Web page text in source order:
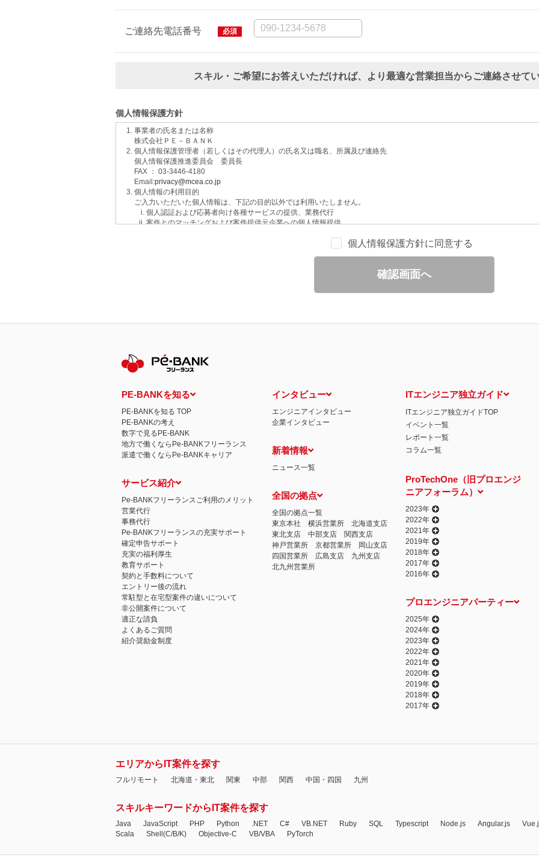
ご連絡先電話番号 必須
スキル・ご希望にお答えいただければ、より最適な営業担当からご連絡させて
個人情報保護方針
事業者の氏名または名称
株式会社ＰＥ－ＢＡＮＫ
個人情報保護管理者（若しくはその代理人）の氏名又は職名、所属及び連絡先
個人情報保護推進委員会 委員長
FAX ： 03-3446-4180
Email:privacy@mcea.co.jp
個人情報の利用目的
ご入力いただいた個人情報は、下記の目的以外では利用いたしません。
個人認証および応募者向け各種サービスの提供、業務代行
案件とのマッチングおよび案件提供元企業への個人情報提供
当社運営のウェブサイト訪問前にクリックされている広告の情報（クリック日や広告掲載サイトなど）を取得のうえ、情
取得した個人情報は法令等による場合を除いて第三者に提供することはありません。
保有個人データの開示等および問い合わせ窓口について
開示等に応ずる窓口は、下記 個人情報相談窓口になります。
認定個人情報保護団体の名称および、苦情の解決の申出先
苦情の解決の申出先
相談・苦情受付窓口
住所 〒108-0074 東京都港区高輪二丁目15番8号 グレイスビル泉岳寺前
TEL： 03-6311-7161 FAX： 03-4415-2032
本人が容易に認識できない方法による個人情報の取得
当ウェブサイトでは、広告配信事業者が提供するプログラムを利用し、特定のサイトにおいて行動ターゲティング広告（サ
心にあわせて広告を配信する広告手法）を行っております。 その際、ユーザーのサイト訪問履歴情報を採取するためCookie
別できるような情報は一切含まれておりません）。
個人情報の安全管理措置について
取得した個人情報については、漏洩、減失またはき損の防止と是正、その他個人情報の安全管理のために必要かつ適切な措置
当社の個人情報の取扱いに関する苦情、相談等の問合せ先
株式会社ＰＥ－ＢＡＮＫ 個人情報相談窓口
FAX：03-3446-4180
Email： privacy@mcea.co.jp
個人情報保護方針に同意する
確認画面へ
PE-BANKを知る
PE-BANKを知る TOP
PE-BANKの考え
数字で見るPE-BANK
地方で働くならPe-BANKフリーランス
派遣で働くならPe-BANKキャリア
サービス紹介
Pe-BANKフリーランスご利用のメリット
営業代行
事務代行
Pe-BANKフリーランスの充実サポート
確定申告サポート
充実の福利厚生
教育サポート
契約と手数料について
エントリー後の流れ
常駐型と在宅型案件の違いについて
非公開案件について
適正な請負
よくあるご質問
紹介奨励金制度
インタビュー
エンジニアインタビュー
企業インタビュー
新着情報
ニュース一覧
全国の拠点
全国の拠点一覧
東京本社
横浜営業所
北海道支店
東北支店
中部支店
関西支店
神戸営業所
京都営業所
岡山支店
四国営業所
広島支店
九州支店
北九州営業所
ITエンジニア独立ガイド
ITエンジニア独立ガイドTOP
イベント一覧
レポート一覧
コラム一覧
ProTechOne（旧プロエンジ
ニアフォーラム）
2023年
2022年
2021年
2019年
2018年
2017年
2016年
プロエンジニアパーティー
2025年
2024年
2023年
2022年
2021年
2020年
2019年
2018年
2017年
エリアからIT案件を探す
フルリモート 北海道・東北 関東 中部 関西 中国・四国 九州
スキルキーワードからIT案件を探す
Java JavaScript PHP Python .NET C# VB.NET Ruby SQL Typescript Node.js Angular.js
Scala
Shell(C/B/K) Objective-C VB/VBA PyTorch